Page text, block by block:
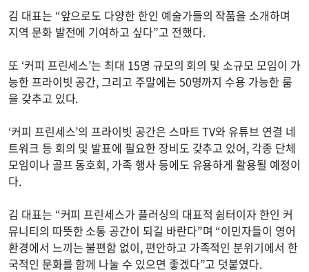
김 대표는 “앞으로도 다양한 한인 예술가들의 작품을 소개하며
지역 문화 발전에 기여하고 싶다”고 전했다.
또 ‘커피 프린세스’는 최대 15명 규모의 회의 및 소규모 모임이 가
능한 프라이빗 공간, 그리고 주말에는 50명까지 수용 가능한 룸
을 갖추고 있다.
‘커피 프린세스’의 프라이빗 공간은 스마트 TV와 유튜브 연결 네
트워크 등 회의 및 발표에 필요한 장비도 갖추고 있어, 각종 단체
모임이나 골프 동호회, 가족 행사 등에도 유용하게 활용될 예정이
다.
김 대표는 “커피 프린세스가 플러싱의 대표적 쉼터이자 한인 커
뮤니티의 따뜻한 소통 공간이 되길 바란다”며 “이민자들이 영어
환경에서 느끼는 불편함 없이, 편안하고 가족적인 분위기에서 한
국적인 문화를 함께 나눌 수 있으면 좋겠다”고 덧붙였다.